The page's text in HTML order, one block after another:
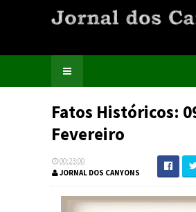
Fatos Históricos:
Fevereiro
00:23:00
JORNAL DOS CANYONS